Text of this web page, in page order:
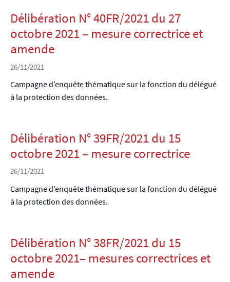
Délibération N° 40FR/2021 du 27
octobre 2021 – mesure correctrice et
amende
26/11/2021
Campagne d’enquête thématique sur la fonction du délégué
à la protection des données.
Délibération N° 39FR/2021 du 15
octobre 2021 – mesure correctrice
26/11/2021
Campagne d’enquête thématique sur la fonction du délégué
à la protection des données.
Délibération N° 38FR/2021 du 15
octobre 2021– mesures correctrices et
amende